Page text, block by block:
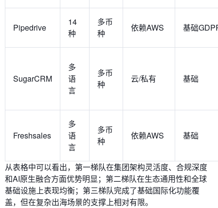
Pipedrive
14
种
多币
种
依赖AWS 基础
SugarCRM
多
语
言
多币
种
云/私有 基础
Freshsales
多
语
言
多币
种
依赖AWS 基础
从表格中可以看出，第一梯队在集团架构灵活度、合规深度
和AI原生融合方面优势明显；第二梯队在生态通用性和全球
基础设施上表现均衡；第三梯队完成了基础国际化功能覆
盖，但在复杂出海场景的支撑上相对有限。